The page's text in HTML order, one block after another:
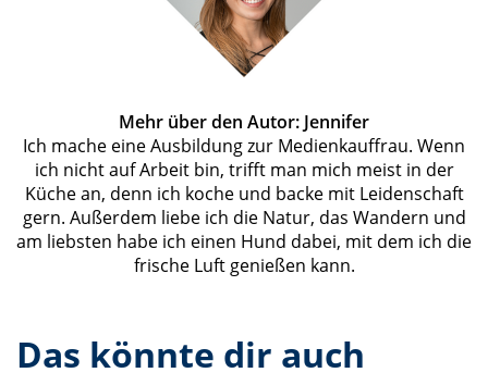
Mehr über den Autor: Jennifer
Ich mache eine Ausbildung zur Medienkauffrau. Wenn
ich nicht auf Arbeit bin, trifft man mich meist in der
Küche an, denn ich koche und backe mit Leidenschaft
gern. Außerdem liebe ich die Natur, das Wandern und
am liebsten habe ich einen Hund dabei, mit dem ich die
frische Luft genießen kann.
Das könnte dir auch